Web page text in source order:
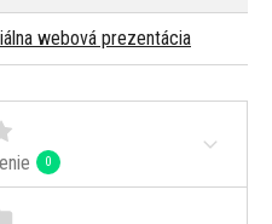
webová prezentácia
0